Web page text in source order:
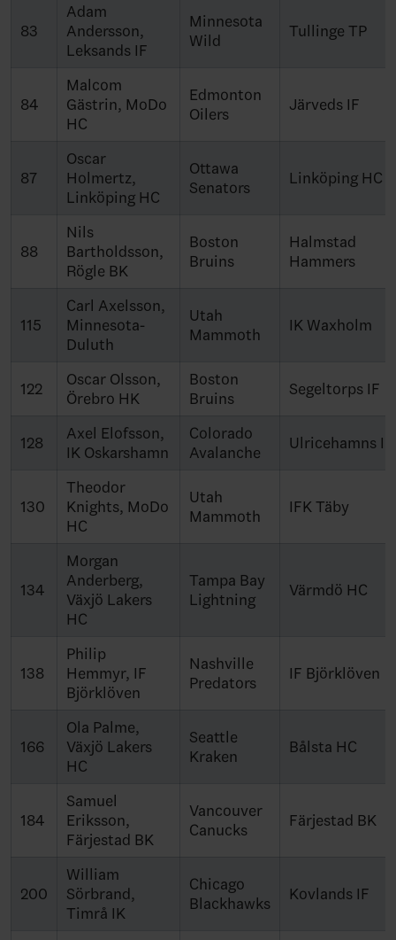
83
Adam
Andersson,
Leksands IF
Minnesota
Wild
Tullinge TP
84
Malcom
Gästrin, MoDo
HC
Edmonton
Oilers
Järveds IF
87
Oscar
Holmertz,
Linköping HC
Ottawa
Senators
Linköping HC
88
Nils
Bartholdsson,
Rögle BK
Boston
Bruins
Halmstad
Hammers
115
Carl Axelsson,
Minnesota-
Duluth
Utah
Mammoth
IK Waxholm
122
Oscar Olsson,
Örebro HK
Boston
Bruins
Segeltorps IF
128
Axel Elofsson,
IK Oskarshamn
Colorado
Avalanche
Ulricehamns IF
130
Theodor
Knights, MoDo
HC
Utah
Mammoth
IFK Täby
134
Morgan
Anderberg,
Växjö Lakers
HC
Tampa Bay
Lightning
Värmdö HC
138
Philip
Hemmyr, IF
Björklöven
Nashville
Predators
IF Björklöven
166
Ola Palme,
Växjö Lakers
HC
Seattle
Kraken
Bålsta HC
184
Samuel
Eriksson,
Färjestad BK
Vancouver
Canucks
Färjestad BK
200
William
Sörbrand,
Timrå IK
Chicago
Blackhawks
Kovlands IF